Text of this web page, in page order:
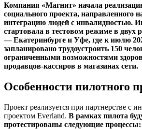
Компания «Магнит» начала
социального проекта, направленного
интеграцию людей с инвалидностью.
стартовала в тестовом режиме в двух
— Екатеринбурге и Уфе, где к июлю
запланировано трудоустроить 150
ограниченными возможностями
продавцов-кассиров в магазинах сети.
Особенности пилотного
Проект реализуется при партнерстве с
проектом Everland. В рамках пилота
протестированы следующие процессы: